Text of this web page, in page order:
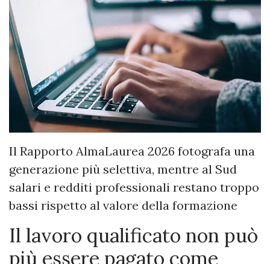
Il Rapporto AlmaLaurea 2026 fotografa una
generazione più selettiva, mentre al Sud
salari e redditi professionali restano troppo
bassi rispetto al valore della formazione
Il lavoro qualificato non può
più essere pagato come